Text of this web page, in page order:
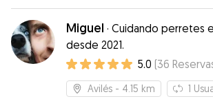
Miguel · Cuidando perretes
desde 2021.
5.0 (36
Avilés - 4.15 km 1